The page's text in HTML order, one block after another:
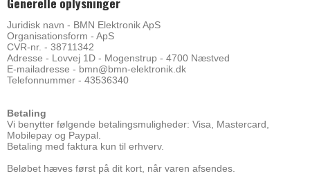
Juridisk navn - BMN Elektronik ApS
Organisationsform - ApS
CVR-nr. - 38711342
Adresse - Lovvej 1D - Mogenstrup - 4700 Næstved
E-mailadresse - bmn@bmn-elektronik.dk
Telefonnummer - 43536340
Betaling
Vi benytter følgende betalingsmuligheder: Visa, Mastercard,
Mobilepay og Paypal.
Betaling med faktura kun til erhverv.
Beløbet hæves først på dit kort, når varen afsendes.